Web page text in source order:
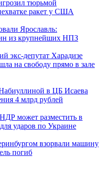
тюрьмой
ракет у США
Ярославль:
из крупнейших НПЗ
экс-депутат Харадизе
на свободу прямо в зале
в ЦБ Исаева
4 млрд рублей
может разместить в
ударов по Украине
взорвали машину
погиб